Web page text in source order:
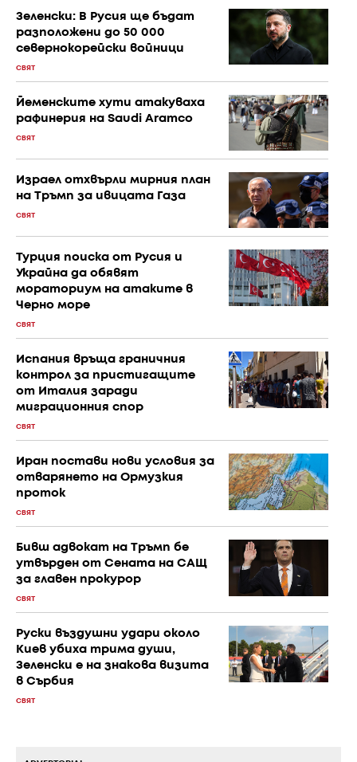
Зеленски: В Русия ще бъдат
разположени до 50 000
севернокорейски войници
СВЯТ
Йеменските хути атакуваха
рафинерия на Saudi Aramco
СВЯТ
Израел отхвърли мирния план
на Тръмп за ивицата Газа
СВЯТ
Турция поиска от Русия и
Украйна да обявят
мораториум на атаките в
Черно море
СВЯТ
Испания връща граничния
контрол за пристигащите
от Италия заради
миграционния спор
СВЯТ
Иран постави нови условия за
отварянето на Ормузкия
проток
СВЯТ
Бивш адвокат на Тръмп бе
утвърден от Сената на САЩ
за главен прокурор
СВЯТ
Руски въздушни удари около
Киев убиха трима души,
Зеленски е на знакова визита
в Сърбия
СВЯТ